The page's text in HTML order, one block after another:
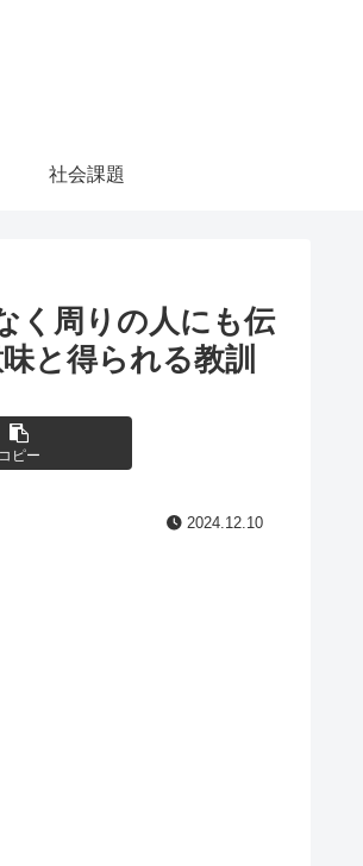
社会課題
く周りの人にも伝
と得られる教訓
コピー
2024.12.10